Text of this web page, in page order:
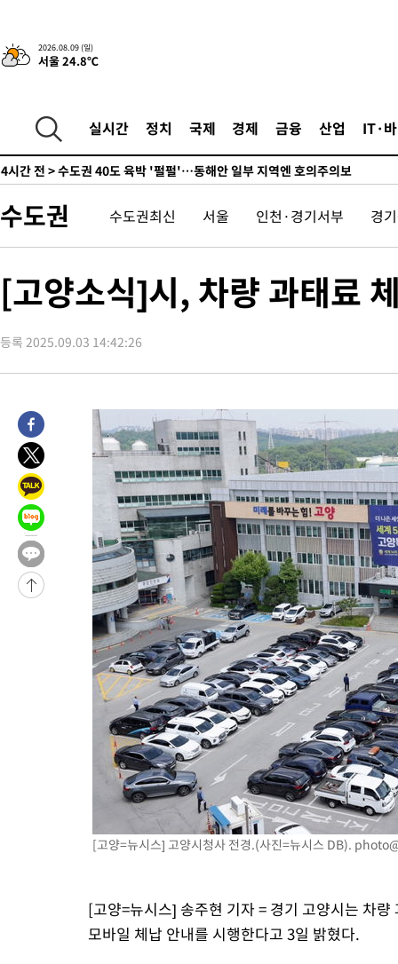
2026.08.09 (일)
서울 24.8℃
실시간 정치 국제 경제 금융 산업 IT·
10.17%
2시간 전 >이강인 "아틀레티코 이적 기뻐…등번호 7번 의미보단 팀 위해 뛸
2시간 전 >[속보]與 당대표 경선, 제주·인천 권리당원 투표 김민석 승리
4시간 전 >[속보]이강인 "감독님이 원하는 마음 느꼈고, 많은 트로피 원해 아
티코 이적"수도권 40도 육박 '펄펄'…동해안 일부 지역엔 호의주의보
4시간 전 >온열질환 사망자 3명 늘어…누적 환자 3000명 돌파
7시간 전 >백운산서 80년근 천종산삼 9뿌리 발견…감정가 1.3억원
7시간 전 >선재도서 해루질 나섰다 실종 60대, 닷새 만에 숨진 채 발견
8시간 전 >여수 오동도 해상서 모터보트 전복…1명 사망·1명 실종
날씨]
10시간 전 >축구협회 "압수수색·성접대 논란 사과…쇄신의 기회로 삼겠다"
10시간 전 >[속보]'압수수색·성접대 논란' 축구협회 "실망과 걱정 안겨드려
16시간 전 >
[속보]뉴욕증시 상승 마감…S&P 0.6% 나스닥 1.3%↑
-2657초 전 >
이란 "호르무즈 재개방 합의 근접…美 배상 선행돼야"
1시간 전 >
[속보]與최고위원 제주·인천 순회경선…박선원·최민희·서미화·
수·김용 순
1시간 전 >
[속보]김민석, 與 전대 당원투표 누적 득표율 45.42%로 1위… 정
44.56%
1시간 전 >
[속보]與 대표 경선 제주·인천 당원투표…金 47.75%·鄭
10.17%
2시간 전 >
이강인 "아틀레티코 이적 기뻐…등번호 7번 의미보단 팀 위해 뛸
2시간 전 >
[속보]與 당대표 경선, 제주·인천 권리당원 투표 김민석 승리
3시간 전 >
낮 최고 35도 '무더위'…동해안 시간당 30㎜ '강한 비'[내일날씨]
[속보]이강인 "감독님이 원하는 마음 느꼈고, 많은 트로피 원해 아
수도권 40도 육박 '펄펄'…동해안 일부 지역엔 호의주의보
온열질환 사망자 3명 늘어…누적 환자 3000명 돌파
강릉에 시간당 81.4㎜ 물폭탄…도로 잠기고 담벼락 붕괴
백운산서 80년근 천종산삼 9뿌리 발견…감정가 1.3억원
선재도서 해루질 나섰다 실종 60대, 닷새 만에 숨진 채 발견
남자 농구, 나고야 아시안게임서 '홈팀' 일본과 한일전
여수 오동도 해상서 모터보트 전복…1명 사망·1명 실종
극한폭염 한풀 꺾이지만…'낮 최고 35도' 무더위, 열대야 계속[다
축구협회 "압수수색·성접대 논란 사과…쇄신의 기회로 삼겠다"
[속보]뉴욕증시 상승 마감…S&P 0.6% 나스닥 1.3%↑
수도권 수도권최신 서울 인천·경기서부 경
[고양소식]시, 차량 과태료
등록 2025.09.03 14:42:26
[고양=뉴시스] 고양시청사 전경.(사진=뉴시스 DB).
[고양=뉴시스] 송주현 기자 = 경기 고양시는 차
모바일 체납 안내를 시행한다고 3일 밝혔다.